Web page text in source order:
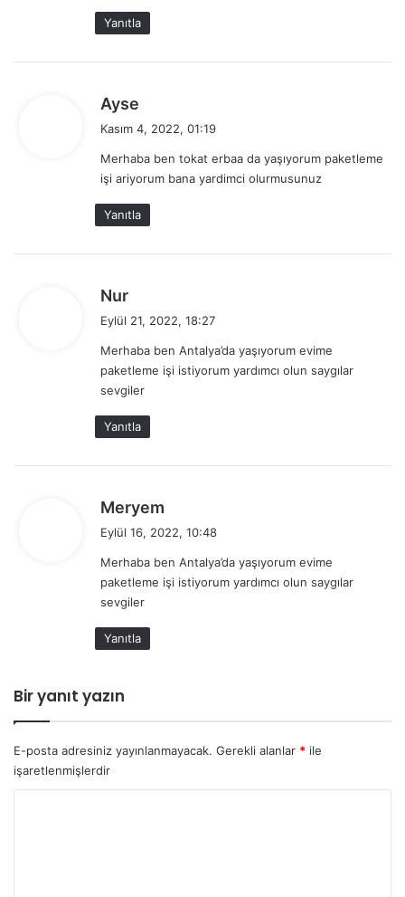
i
:
Yanıtla
Ayse
e
i
k
i
:
Kasım 4, 2022, 01:19
Merhaba ben tokat erbaa da yaşıyorum paketleme
işi ariyorum bana yardimci olurmusunuz
Yanıtla
Nur
e
i
k
i
:
Eylül 21, 2022, 18:27
Merhaba ben Antalya’da yaşıyorum evime
paketleme işi istiyorum yardımcı olun saygılar
sevgiler
Yanıtla
Meryem
e
i
k
Eylül 16, 2022, 10:48
Merhaba ben Antalya’da yaşıyorum evime
paketleme işi istiyorum yardımcı olun saygılar
sevgiler
Yanıtla
Bir yanıt yazın
E-posta adresiniz yayınlanmayacak. Gerekli alanlar * ile
işaretlenmişlerdir